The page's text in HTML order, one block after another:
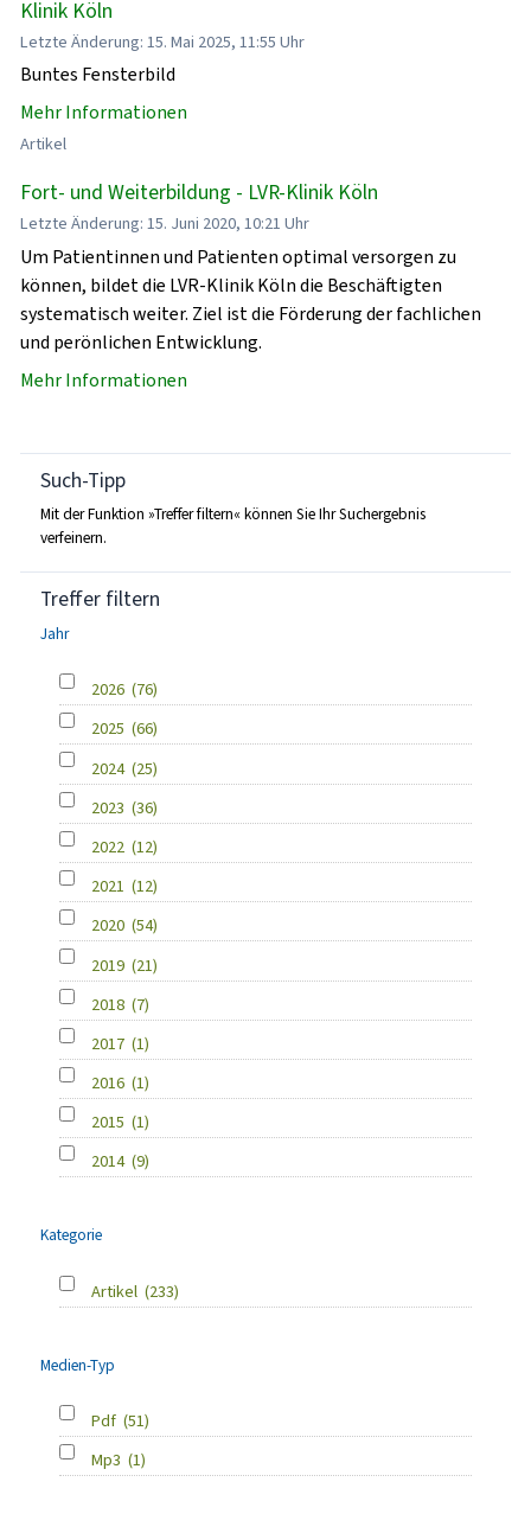
Klinik Köln
Letzte Änderung: 15. Mai 2025, 11:55 Uhr
Buntes Fensterbild
Mehr Informationen
Artikel
Fort- und Weiterbildung - LVR-Klinik Köln
Letzte Änderung: 15. Juni 2020, 10:21 Uhr
Um Patientinnen und Patienten optimal versorgen zu
können, bildet die LVR-Klinik Köln die Beschäftigten
systematisch weiter. Ziel ist die Förderung der fachlichen
und perönlichen Entwicklung.
Mehr Informationen
Such-Tipp
Mit der Funktion »Treffer filtern« können Sie Ihr Suchergebnis
verfeinern.
Treffer filtern
Jahr
2026 (76)
2025 (66)
2024 (25)
2023 (36)
2022 (12)
2021 (12)
2020 (54)
2019 (21)
2018 (7)
2017 (1)
2016 (1)
2015 (1)
2014 (9)
Kategorie
Artikel (233)
Medien-Typ
Pdf (51)
Mp3 (1)